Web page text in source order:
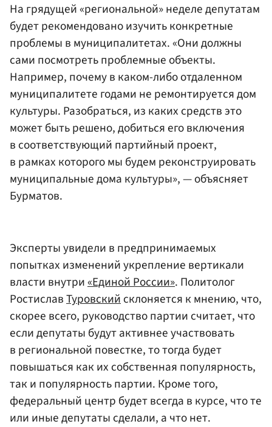
На грядущей «региональной» неделе депутатам
будет рекомендовано изучить конкретные
проблемы в муниципалитетах. «Они должны
сами посмотреть проблемные объекты.
Например, почему в каком-либо отдаленном
муниципалитете годами не ремонтируется дом
культуры. Разобраться, из каких средств это
может быть решено, добиться его включения
в соответствующий партийный проект,
в рамках которого мы будем реконструировать
муниципальные дома культуры», — объясняет
Бурматов.
Эксперты увидели в предпринимаемых
попытках изменений укрепление вертикали
власти внутри«Единой России». Политолог
РостиславТуровскийсклоняется к мнению, что,
скорее всего, руководство партии считает, что
если депутаты будут активнее участвовать
в региональной повестке, то тогда будет
повышаться как их собственная популярность,
так и популярность партии. Кроме того,
федеральный центр будет всегда в курсе, что те
или иные депутаты сделали, а что нет.